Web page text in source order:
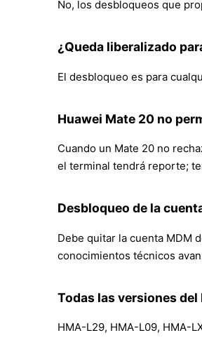
No, los desbloqueos que
¿Queda liberalizado
El desbloqueo es para
Huawei Mate 20 no
Cuando un Mate 20 no
el terminal tendrá reporte;
Desbloqueo de la
Debe quitar la cuenta MDM
conocimientos técnicos
Todas las versiones
HMA-L29, HMA-L09, HMA-